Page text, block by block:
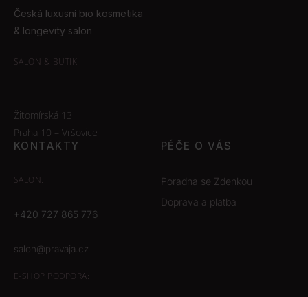
Česká luxusní bio kosmetika
& longevity salon
SALON & BUTIK:
Žitomírská 13
Praha 10 – Vršovice
KONTAKTY
SALON:
+420 727 865 776
salon@pravaja.cz
E-SHOP PODPORA:
PÉČE O VÁS
Poradna se Zdenkou
Doprava a platba